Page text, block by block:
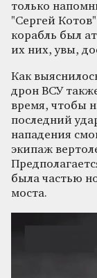
только
"Сергей
корабль был
их них, увы,
Как
дрон ВСУ
время, чтобы
последний
нападения
экипаж
была частью
моста.